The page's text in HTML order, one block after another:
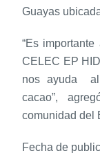
Guayas
“Es
CELEC EP
nos ayuda al
cacao”,
comunidad del
Fecha de